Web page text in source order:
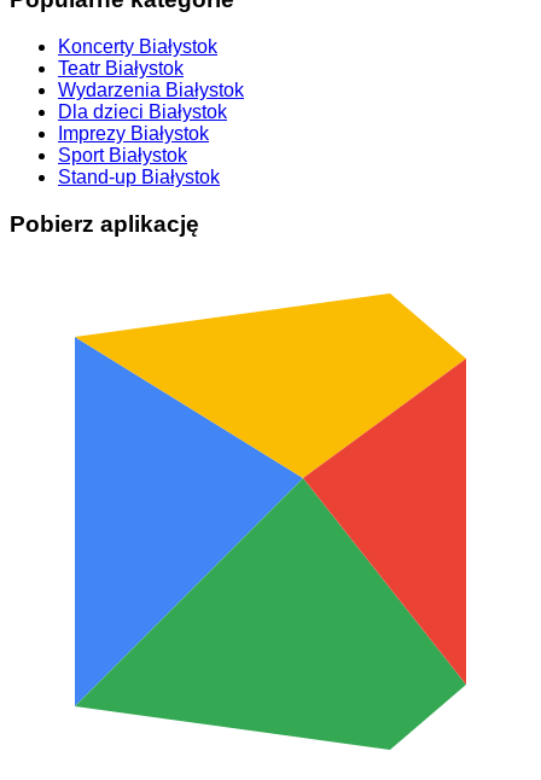
Koncerty Białystok
Teatr Białystok
Wydarzenia Białystok
Dla dzieci Białystok
Imprezy Białystok
Sport Białystok
Stand-up Białystok
Pobierz aplikację